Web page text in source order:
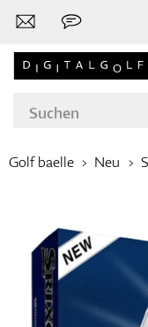
Golf baelle Neu